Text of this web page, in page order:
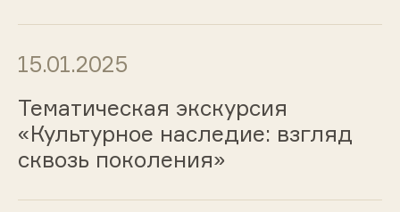
15.01.2025
Тематическая экскурсия
«Культурное наследие: взгляд
сквозь поколения»